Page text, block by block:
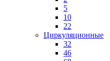
5
10
22
Циркуляционные
32
46